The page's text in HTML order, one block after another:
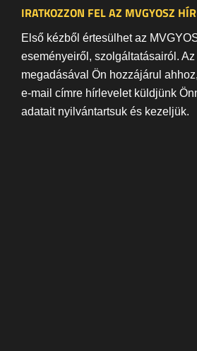
IRATKOZZON FEL AZ MVGYOSZ
Első kézből értesülhet az
eseményeiről, szolgáltatásairól.
megadásával Ön hozzájárul
e-mail címre hírlevelet küldjünk
adatait nyilvántartsuk és kezeljük.